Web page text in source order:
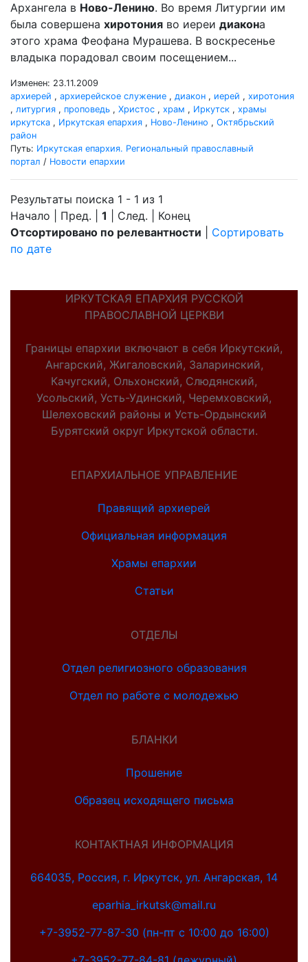
Архангела в Ново-Ленино. Во время Литургии им
была совершена хиротония во иереи диакона
этого храма Феофана Мурашева. В воскресенье
владыка порадовал своим посещением...
Изменен: 23.11.2009
архиерей , архиерейское служение , диакон , иерей , хиротония
, литургия , проповедь , Христос , храм , Иркутск , храмы
иркутска , Иркутская епархия , Ново-Ленино , Октябрьский
район
Путь: Иркутская епархия. Региональный православный
портал / Новости епархии
Результаты поиска 1 - 1 из 1
Начало | Пред. | 1 | След. | Конец
Отсортировано по релевантности
Сортировать
по дате
ИРКУТСКАЯ ЕПАРХИЯ РУССКОЙ
ПРАВОСЛАВНОЙ ЦЕРКВИ
Границы епархии включают в себя Иркутский,
Ангарский, Жигаловский, Заларинский,
Качугский, Ольхонский, Слюдянский,
Усольский, Усть-Удинский, Черемховский,
Шелеховский районы и Усть-Ордынский
Бурятский округ Иркутской области.
ЕПАРХИАЛЬНОЕ УПРАВЛЕНИЕ
Правящий архиерей
Официальная информация
Храмы епархии
Статьи
ОТДЕЛЫ
Отдел религиозного образования
Отдел по работе с молодежью
БЛАНКИ
Прошение
Образец исходящего письма
КОНТАКТНАЯ ИНФОРМАЦИЯ
664035, Россия, г. Иркутск, ул. Ангарская, 14
eparhia_irkutsk@mail.ru
+7-3952-77-87-30 (пн-пт с 10:00 до 16:00)